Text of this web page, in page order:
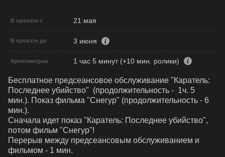
В прокате с 21 мая
В прокате до 3 июня
Хронометраж 1 час 5 минут (+10 мин. ролики)
Бесплатное предсеансовое обслуживание "Каратель:
Последнее убийство"  (продолжительность -  1ч. 5
мин.). Показ фильма "Снегур" (продолжительность - 6
мин.).
Сначала идет показ "Каратель: Последнее убийство",
потом фильм "Снегур"!
Перерыв между предсеансовым обслуживанием и
фильмом - 1 мин.